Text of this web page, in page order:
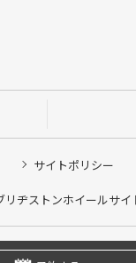
サイトポリシー
リヂストンホイールサイ
Retail Co.,Ltd. All
こちらを選択ください